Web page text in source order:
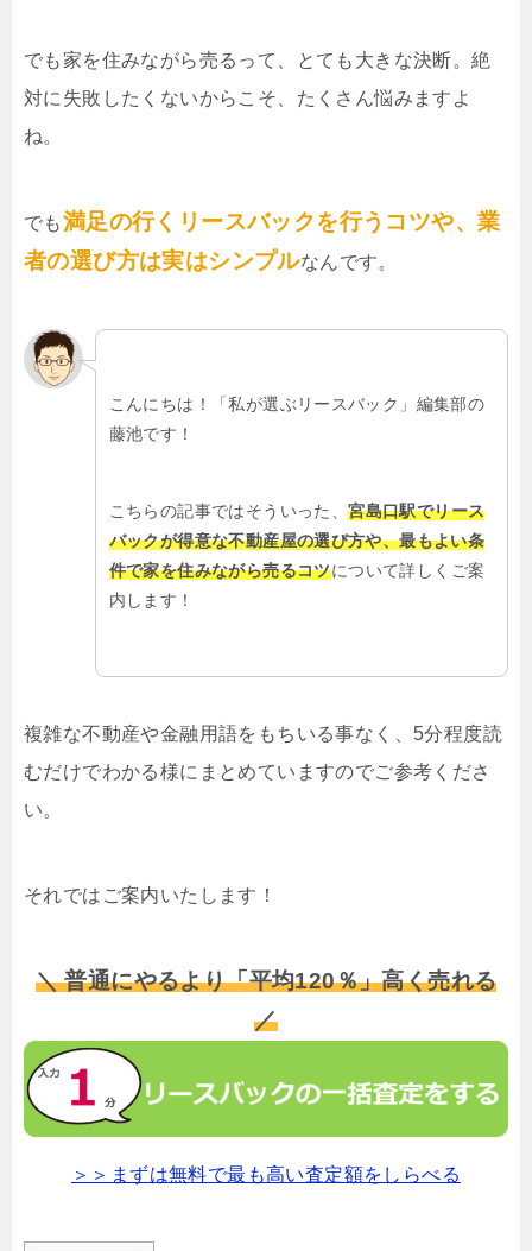
でも家を住みながら売るって、とても大きな決断。絶
対に失敗したくないからこそ、たくさん悩みますよ
ね。
でも満足の行くリースバックを行うコツや、業
者の選び方は実はシンプルなんです。
こんにちは！「私が選ぶリースバック」編集部の
藤池です！
こちらの記事ではそういった、宮島口駅でリース
バックが得意な不動産屋の選び方や、最もよい条
件で家を住みながら売るコツについて詳しくご案
内します！
複雑な不動産や金融用語をもちいる事なく、5分程度読
むだけでわかる様にまとめていますのでご参考くださ
い。
それではご案内いたします！
＼ 普通にやるより「平均120％」高く売れる
／
＞＞まずは無料で最も高い査定額をしらべる